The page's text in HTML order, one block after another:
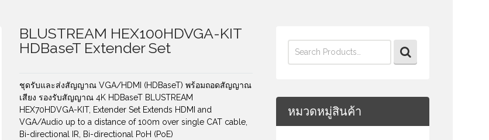
for:
หมวดหมู่สินค้า
BLUSTREAM HEX100HDVGA-KIT
HDBaseT Extender Set
ชุดรับและส่งสัญญาณ VGA/HDMI (HDBaseT) พร้อมถอดสัญญาณ
เสียง รองรับสัญญาณ 4K HDBaseT BLUSTREAM
HEX70HDVGA-KIT, Extender Set Extends HDMI and
VGA/Audio up to a distance of 100m over single CAT cable,
Bi-directional IR, Bi-directional PoH (PoE)